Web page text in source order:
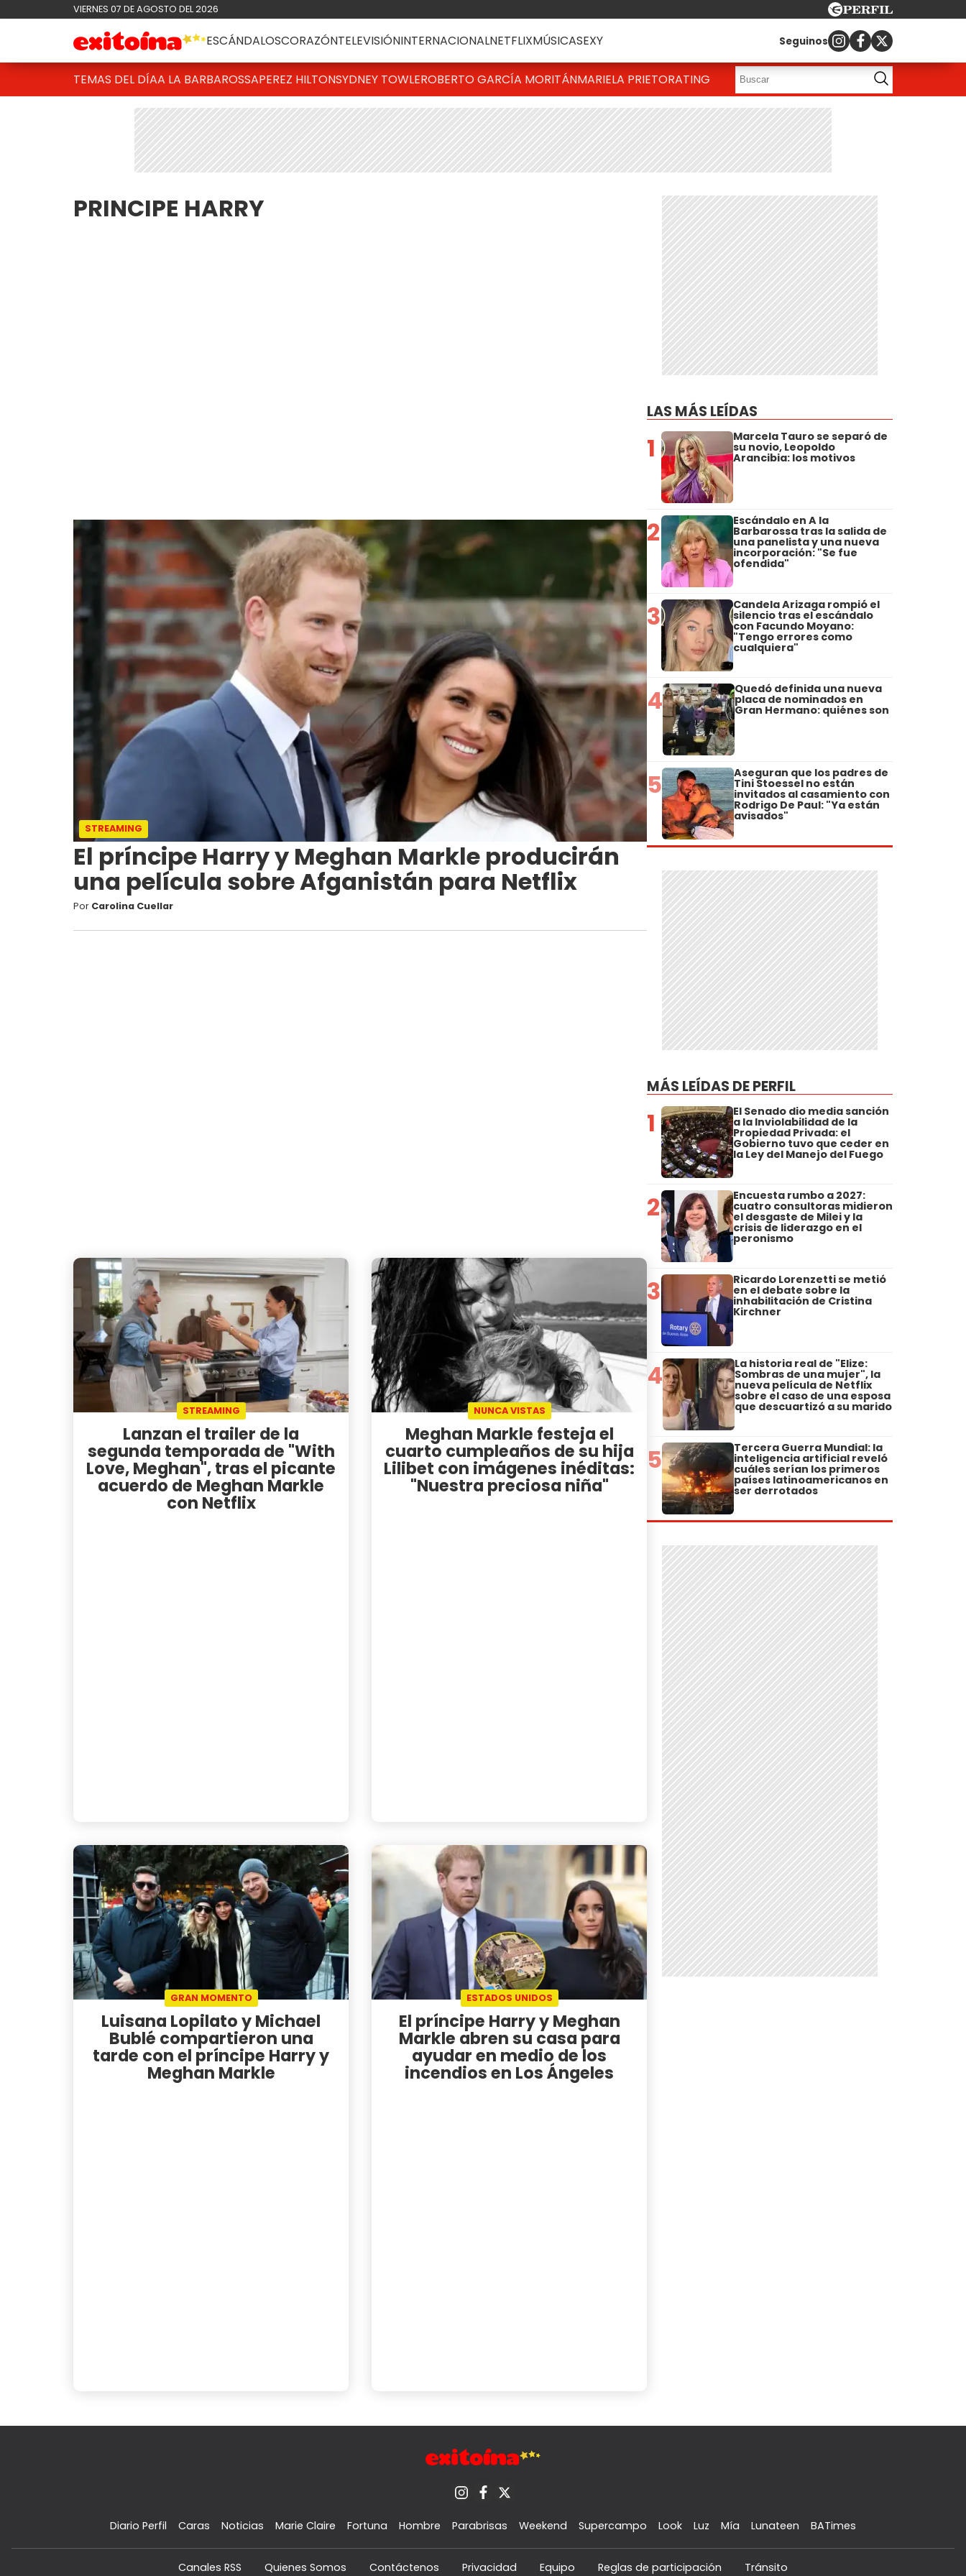
VIERNES 07 DE AGOSTO DEL 2026
ESCÁNDALOSCORAZÓNTELEVISIÓNINTERNACIONALNETFLIXMÚSICASEXY Seguinos
TEMAS DEL DÍAA LA BARBAROSSAPEREZ HILTONSYDNEY TOWLEROBERTO GARCÍA MORITÁNMARIELA PRIETORATING
PRINCIPE HARRY
STREAMING
El príncipe Harry y Meghan Markle producirán
una película sobre Afganistán para Netflix
Por Carolina Cuellar
STREAMING
Lanzan el trailer de la
segunda temporada de "With
Love, Meghan", tras el picante
acuerdo de Meghan Markle
con Netflix
NUNCA VISTAS
Meghan Markle festeja el
cuarto cumpleaños de su hija
Lilibet con imágenes inéditas:
"Nuestra preciosa niña"
GRAN MOMENTO
Luisana Lopilato y Michael
Bublé compartieron una
tarde con el príncipe Harry y
Meghan Markle
ESTADOS UNIDOS
El príncipe Harry y Meghan
Markle abren su casa para
ayudar en medio de los
incendios en Los Ángeles
LAS MÁS LEÍDAS
1 Marcela Tauro se separó de
su novio, Leopoldo
Arancibia: los motivos
2 Escándalo en A la
Barbarossa tras la salida de
una panelista y una nueva
incorporación: "Se fue
ofendida"
3 Candela Arizaga rompió el
silencio tras el escándalo
con Facundo Moyano:
"Tengo errores como
cualquiera"
4 Quedó definida una nueva
placa de nominados en
Gran Hermano: quiénes son
5 Aseguran que los padres de
Tini Stoessel no están
invitados al casamiento con
Rodrigo De Paul: "Ya están
avisados"
MÁS LEÍDAS DE PERFIL
1 El Senado dio media sanción
a la Inviolabilidad de la
Propiedad Privada: el
Gobierno tuvo que ceder en
la Ley del Manejo del Fuego
2 Encuesta rumbo a 2027:
cuatro consultoras midieron
el desgaste de Milei y la
crisis de liderazgo en el
peronismo
3 Ricardo Lorenzetti se metió
en el debate sobre la
inhabilitación de Cristina
Kirchner
4 La historia real de "Elize:
Sombras de una mujer", la
nueva película de Netflix
sobre el caso de una esposa
que descuartizó a su marido
5 Tercera Guerra Mundial: la
inteligencia artificial reveló
cuáles serían los primeros
países latinoamericanos en
ser derrotados
Diario Perfil Caras Noticias Marie Claire Fortuna Hombre Parabrisas Weekend Supercampo Look Luz Mía Lunateen BATimes
Canales RSS Quienes Somos Contáctenos Privacidad Equipo Reglas de participación Tránsito